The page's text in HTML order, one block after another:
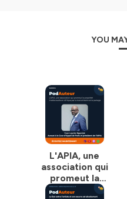
YOU
L'APIA, une
association qui
promeut la
propriété